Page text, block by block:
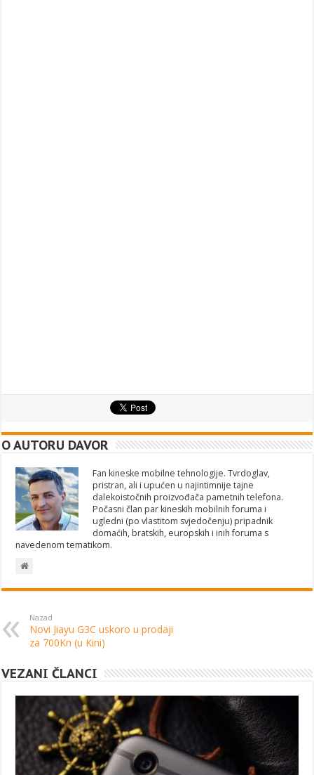
O AUTORU DAVOR
Fan kineske mobilne tehnologije. Tvrdoglav,
pristran, ali i upućen u najintimnije tajne
dalekoistočnih proizvođača pametnih telefona.
Počasni član par kineskih mobilnih foruma i
ugledni (po vlastitom svjedočenju) pripadnik
domaćih, bratskih, europskih i inih foruma s
navedenom tematikom.
Nazad
Novi Jiayu G3C uskoro u prodaji
za 700Kn (u Kini)
VEZANI ČLANCI